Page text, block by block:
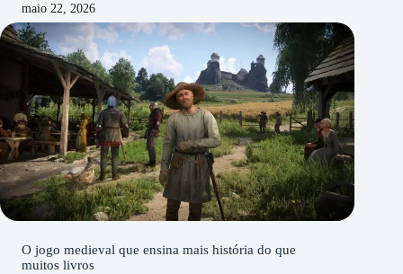
maio 22, 2026
O jogo medieval que ensina mais história do que
muitos livros